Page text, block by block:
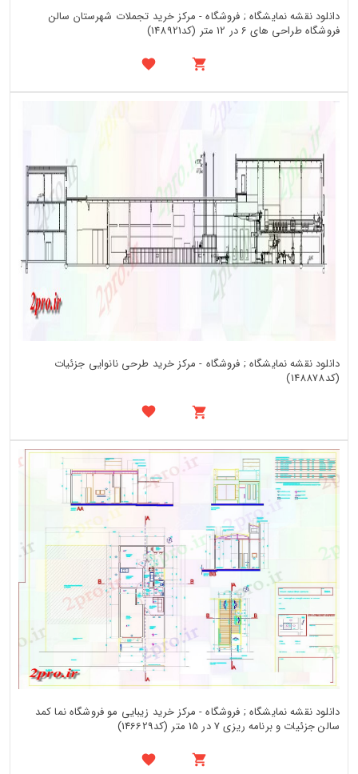
دانلود نقشه نمایشگاه ; فروشگاه - مرکز خرید تجملات شهرستان سالن
فروشگاه طراحی های 6 در 12 متر (کد148921)
دانلود نقشه نمایشگاه ; فروشگاه - مرکز خرید طرحی نانوایی جزئیات
(کد148878)
دانلود نقشه نمایشگاه ; فروشگاه - مرکز خرید زیبایی مو فروشگاه نما کمد
سالن جزئیات و برنامه ریزی 7 در 15 متر (کد146629)